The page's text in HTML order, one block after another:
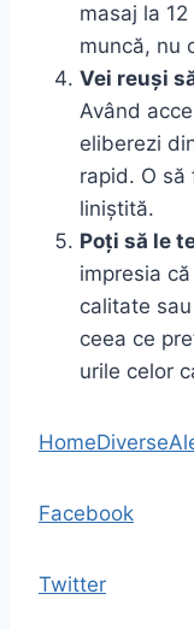
masaj la
muncă, nu
Vei reuși
Având
eliberezi
rapid. O să
liniștită.
Poți să le
impresia
calitate
ceea ce
urile celor
HomeDiverse
Facebook
Twitter